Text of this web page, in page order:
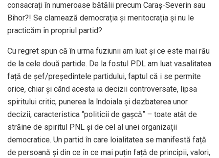
consacrați în numeroase bătălii precum Caraș-Severin sau
Bihor?! Se clamează democrația și meritocrația și nu le
practicăm în propriul partid?
Cu regret spun că în urma fuziunii am luat și ce este mai rău
de la cele două partide. De la fostul PDL am luat vasalitatea
față de șef/președintele partidului, faptul că i se permite
orice, chiar și când acesta ia decizii controversate, lipsa
spiritului critic, punerea la îndoiala și dezbaterea unor
decizii, caracteristica “politicii de gașcă” – toate atât de
străine de spiritul PNL și de cel al unei organizații
democratice. Un partid în care loialitatea se manifestă față
de persoană și din ce în ce mai puțin față de principii, valori,